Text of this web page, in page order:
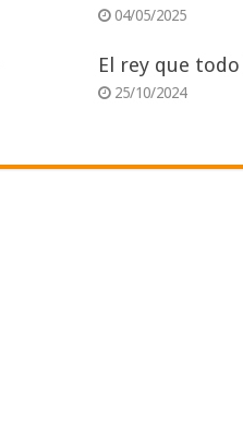
04/05/2025
El rey que
25/10/2024